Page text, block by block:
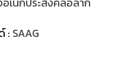
: SAAG